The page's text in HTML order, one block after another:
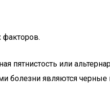
факторов.
пятнистость или
болезни являются черные